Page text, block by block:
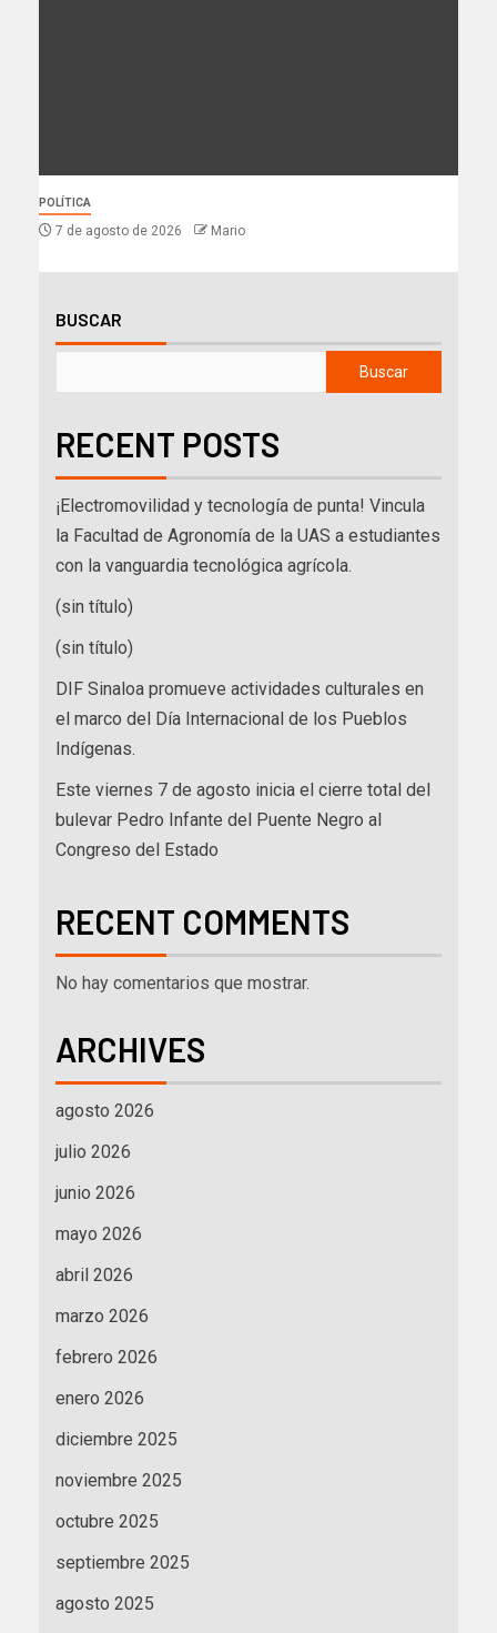
POLÍTICA
7 de agosto de 2026 Mario
BUSCAR
Buscar
RECENT POSTS
¡Electromovilidad y tecnología de punta! Vincula
la Facultad de Agronomía de la UAS a estudiantes
con la vanguardia tecnológica agrícola.
(sin título)
(sin título)
DIF Sinaloa promueve actividades culturales en
el marco del Día Internacional de los Pueblos
Indígenas.
Este viernes 7 de agosto inicia el cierre total del
bulevar Pedro Infante del Puente Negro al
Congreso del Estado
RECENT COMMENTS
No hay comentarios que mostrar.
ARCHIVES
agosto 2026
julio 2026
junio 2026
mayo 2026
abril 2026
marzo 2026
febrero 2026
enero 2026
diciembre 2025
noviembre 2025
octubre 2025
septiembre 2025
agosto 2025